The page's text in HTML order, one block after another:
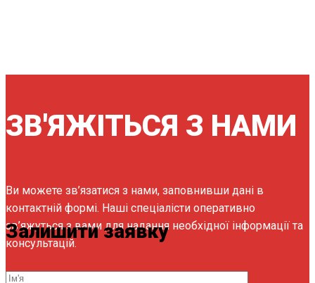
ЗВ'ЯЖІТЬСЯ З НАМИ
Ви можете зв’язатися з нами, заповнивши дані в
контактній формі. Наші спеціалісти оперативно
зв’яжуться з вами для надання необхідної інформації та
консультацій.
Залишити заявку